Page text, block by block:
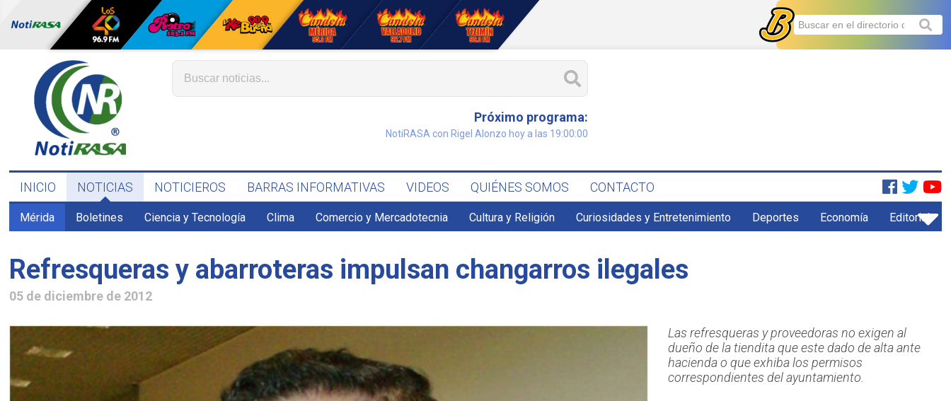
Próximo programa:
NotiRASA con Rigel Alonzo hoy a las 19:00:00
INICIO NOTICIAS NOTICIEROS BARRAS INFORMATIVAS VIDEOS QUIÉNES SOMOS CONTACTO
Mérida Boletines Ciencia y Tecnología Clima Comercio y Mercadotecnia Cultura y Religión Curiosidades y Entretenimiento Deportes Economía Editorial
Refresqueras y abarroteras impulsan changarros ilegales
05 de diciembre de 2012
Las refresqueras y proveedoras no exigen al
dueño de la tiendita que este dado de alta ante
hacienda o que exhiba los permisos
correspondientes del ayuntamiento.